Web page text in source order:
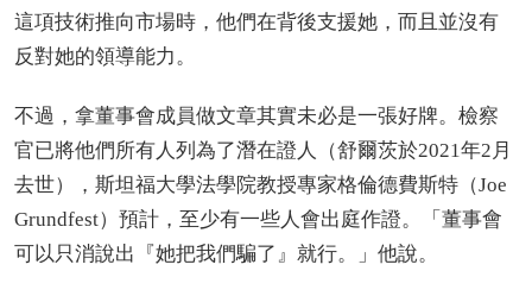
這項技術推向市場時，他們在背後支援她，而且並沒有
反對她的領導能力。
不過，拿董事會成員做文章其實未必是一張好牌。檢察
官已將他們所有人列為了潛在證人（舒爾茨於2021年2月
去世），斯坦福大學法學院教授專家格倫德費斯特（Joe
Grundfest）預計，至少有一些人會出庭作證。「董事會
可以只消說出『她把我們騙了』就行。」他說。